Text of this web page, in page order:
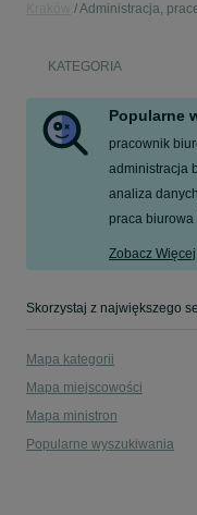
Administracja,
KATEGORIA
Popularne
pracownik
administracja
analiza danych
praca
Zobacz Więcej
Mapa kategorii
Mapa miejscowości
Mapa ministron
Popularne wyszukiwania